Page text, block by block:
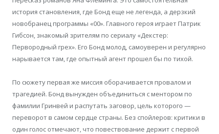
история становления, где Бонд еще не легенда, а дерзкий
новобранец программы «00». Главного героя играет Патрик
Гибсон, знакомый зрителям по сериалу «Декстер:
Первородный грех». Его Бонд молод, самоуверен и регулярно
нарывается там, где опытный агент прошел бы по тихой.
По сюжету первая же миссия оборачивается провалом и
трагедией. Бонд вынужден объединиться с ментором по
фамилии Гринвей и распутать заговор, цель которого —
переворот в самом сердце страны. Без спойлеров: критики в
один голос отмечают, что повествование держит с первой